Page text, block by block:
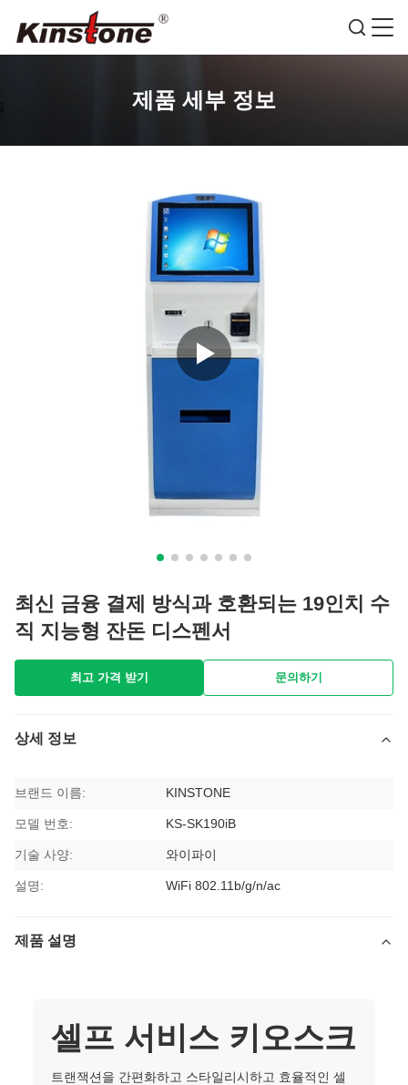
제품 세부 정보
최신 금융 결제 방식과 호환되는 19인치 수
직 지능형 잔돈 디스펜서
최고 가격 받기 문의하기
상세 정보
브랜드 이름: KINSTONE
모델 번호: KS-SK190iB
기술 사양: 와이파이
설명: WiFi 802.11b/g/n/ac
제품 설명
셀프 서비스 키오스크
트랜잭션을 간편화하고 스타일리시하고 효율적인 셀